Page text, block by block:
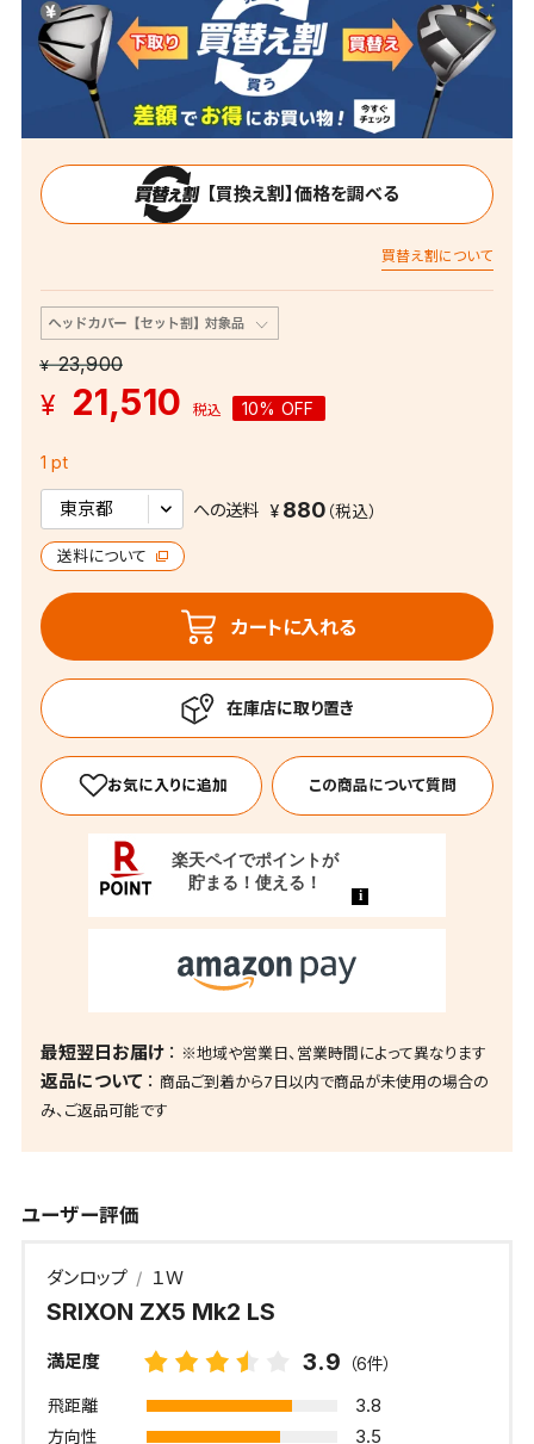
【買換え割】価格を調べる
買替え割について
¥23,900
¥ 21,510 税込 10% OFF
1 pt
への送料 880
送料について
カートに入れる
この商品について質問
最短翌日お届け ※地域や営業日、営業時間によって異なります
返品について
商品ご到着から7日以内で商品が未使用の場合の
み、ご返品可能です
ユーザー評価
ダンロップ １Ｗ
SRIXON ZX5 Mk2 LS
満足度 3.9 （6件）
飛距離 3.8
方向性 3.5